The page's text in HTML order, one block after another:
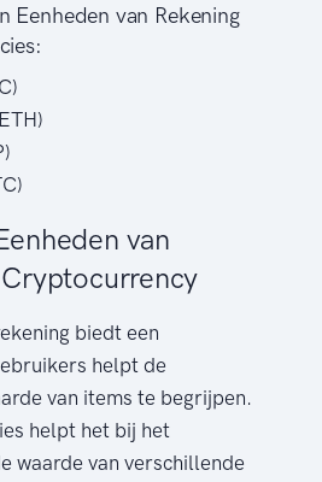
Eenheden van Rekening
van
biedt een
helpt de
van items te begrijpen.
helpt het bij het
waarde van verschillende